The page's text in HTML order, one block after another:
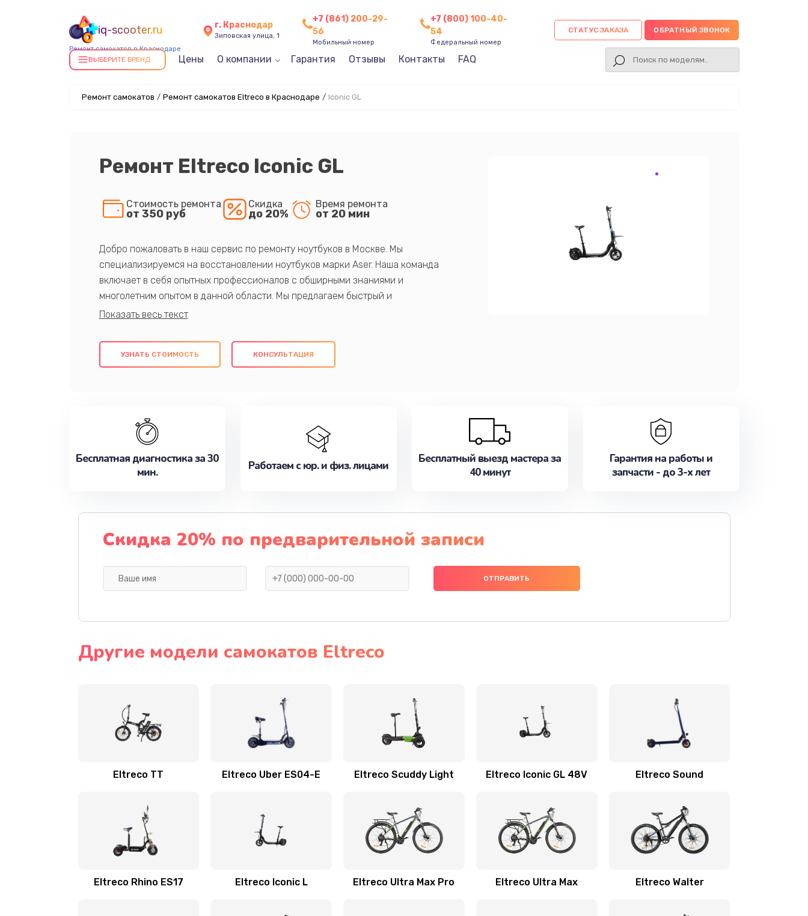
iq-scooter.ru
Ремонт самокатов в Краснодаре
г. Краснодар
Зиповская улица, 1
+7 (861) 200-29-
56
Мобильный номер
+7 (800) 100-40-
54
Федеральный номер
СТАТУС ЗАКАЗА ОБРАТНЫЙ ЗВОНОК
ВЫБЕРИТЕ БРЕНД Цены О компании Гарантия Отзывы Контакты FAQ
Ремонт самокатов / Ремонт самокатов Eltreco в Краснодаре / Iconic GL
Ремонт Eltreco Iconic GL
Стоимость ремонта
от 350 руб
Скидка
до 20%
Время ремонта
от 20 мин
Добро пожаловать в наш сервис по ремонту ноутбуков в Москве. Мы
специализируемся на восстановлении ноутбуков марки Aser. Наша команда
включает в себя опытных профессионалов с обширными знаниями и
многолетним опытом в данной области. Мы предлагаем быстрый и
качественный ремонт с использованием оригинальных компонентов, а также
клиентам надежное и профессиональное обслуживание, удовлетворяя их
потребности наилучшим образом. Не медлите записаться на ремонт уже
УЗНАТЬ СТОИМОСТЬ КОНСУЛЬТАЦИЯ
Бесплатная диагностика за 30
мин.
Работаем с юр. и физ. лицами
Бесплатный выезд мастера за
40 минут
Гарантия на работы и
запчасти - до 3-х лет
Скидка 20% по предварительной записи
Другие модели самокатов Eltreco
Eltreco TT Eltreco Uber ES04-E Eltreco Scuddy Light Eltreco Iconic GL 48V Eltreco Sound
Eltreco Rhino ES17 Eltreco Iconic L Eltreco Ultra Max Pro Eltreco Ultra Max Eltreco Walter